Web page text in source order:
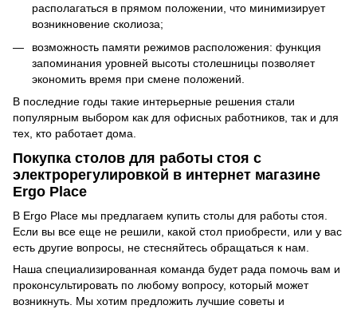
располагаться в прямом положении, что минимизирует
возникновение сколиоза;
возможность памяти режимов расположения: функция
запоминания уровней высоты столешницы позволяет
экономить время при смене положений.
В последние годы такие интерьерные решения стали
популярным выбором как для офисных работников, так и для
тех, кто работает дома.
Покупка столов для работы стоя с
электрорегулировкой в интернет магазине
Ergo Place
В Ergo Place мы предлагаем купить столы для работы стоя.
Если вы все еще не решили, какой стол приобрести, или у вас
есть другие вопросы, не стесняйтесь обращаться к нам.
Наша специализированная команда будет рада помочь вам и
проконсультировать по любому вопросу, который может
возникнуть. Мы хотим предложить лучшие советы и